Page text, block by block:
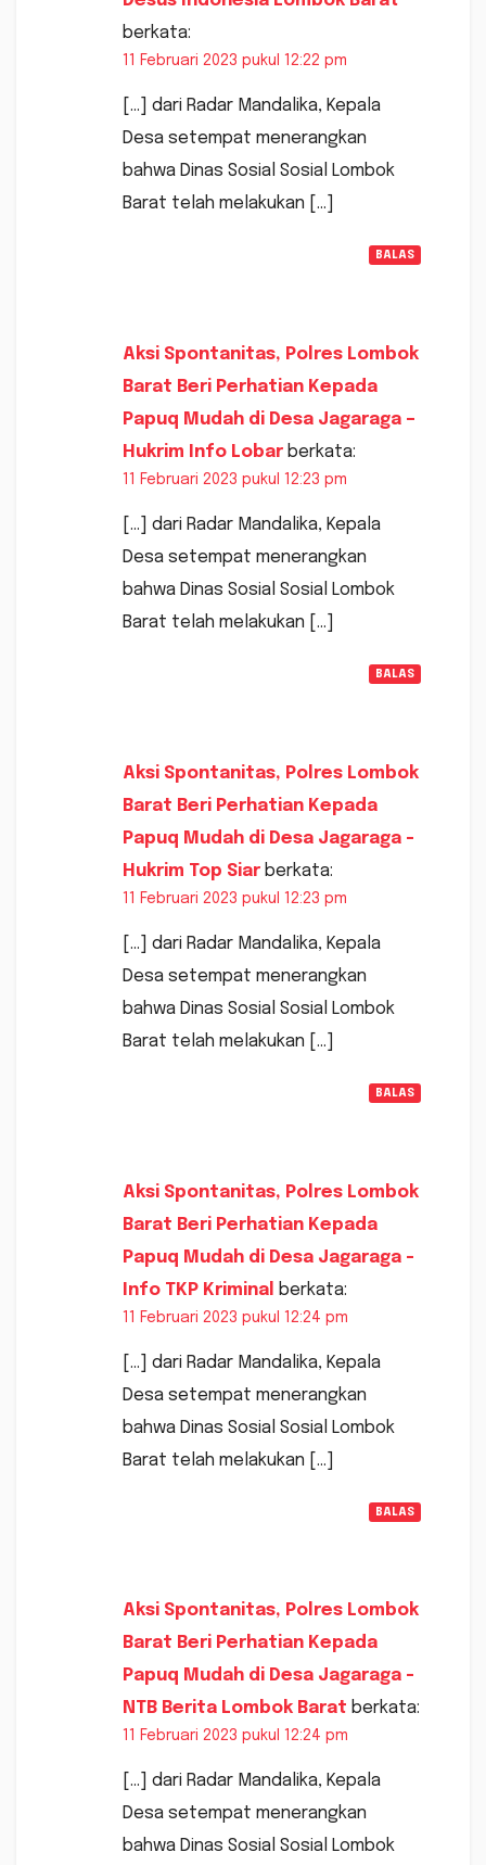
berkata:
11 Februari 2023 pukul 12:22 pm
[…] dari Radar Mandalika, Kepala
Desa setempat menerangkan
bahwa Dinas Sosial Sosial Lombok
Barat telah melakukan […]
BALAS
Aksi Spontanitas, Polres Lombok
Barat Beri Perhatian Kepada
Papuq Mudah di Desa Jagaraga –
Hukrim Info Lobar berkata:
11 Februari 2023 pukul 12:23 pm
[…] dari Radar Mandalika, Kepala
Desa setempat menerangkan
bahwa Dinas Sosial Sosial Lombok
Barat telah melakukan […]
BALAS
Aksi Spontanitas, Polres Lombok
Barat Beri Perhatian Kepada
Papuq Mudah di Desa Jagaraga -
Hukrim Top Siar berkata:
11 Februari 2023 pukul 12:23 pm
[…] dari Radar Mandalika, Kepala
Desa setempat menerangkan
bahwa Dinas Sosial Sosial Lombok
Barat telah melakukan […]
BALAS
Aksi Spontanitas, Polres Lombok
Barat Beri Perhatian Kepada
Papuq Mudah di Desa Jagaraga -
Info TKP Kriminal
berkata:
11 Februari 2023 pukul 12:24 pm
[…] dari Radar Mandalika, Kepala
Desa setempat menerangkan
bahwa Dinas Sosial Sosial Lombok
Barat telah melakukan […]
BALAS
Aksi Spontanitas, Polres Lombok
Barat Beri Perhatian Kepada
Papuq Mudah di Desa Jagaraga -
NTB Berita Lombok Barat berkata:
11 Februari 2023 pukul 12:24 pm
[…] dari Radar Mandalika, Kepala
Desa setempat menerangkan
bahwa Dinas Sosial Sosial Lombok